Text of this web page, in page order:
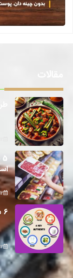
12 آبان 1403
6 مواد مغذی ضروری برای بدن چیست؟
12 آبان 1403